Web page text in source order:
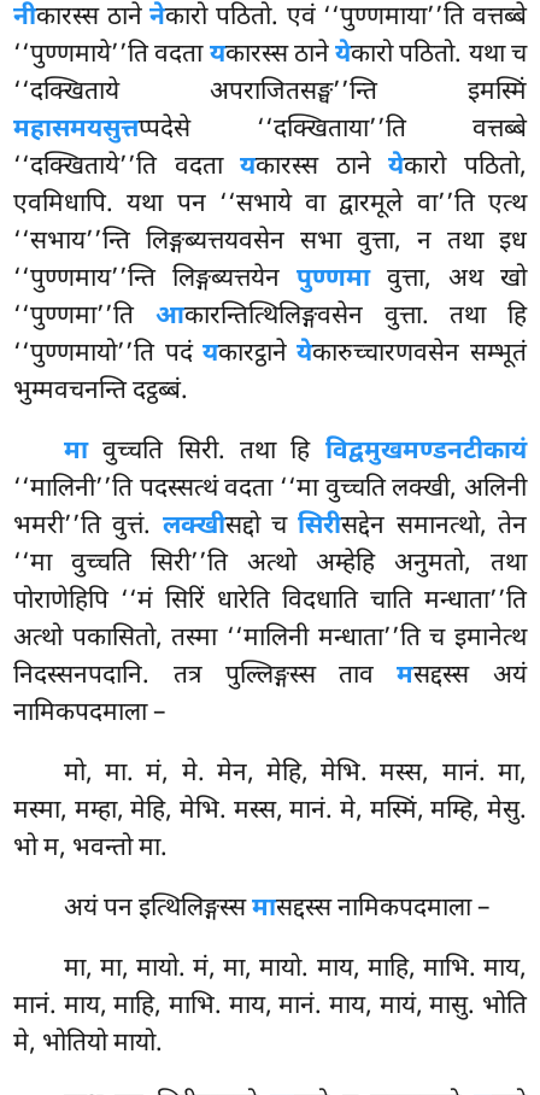
नीकारस्स ठानेनेकारो पठितो. एवं ‘‘पुण्णमाया’’ति वत्तब्बे
‘‘पुण्णमाये’’ति वदतायकारस्स ठानेयेकारो पठितो. यथा च
‘‘दक्खिताये अपराजितसङ्घ’’न्ति इमस्मिं
महासमयसुत्तप्पदेसे ‘‘दक्खिताया’’ति वत्तब्बे
‘‘दक्खिताये’’ति वदतायकारस्स ठानेयेकारो पठितो,
एवमिधापि. यथा पन ‘‘सभाये वा द्वारमूले वा’’ति एत्थ
‘‘सभाय’’न्ति लिङ्गब्यत्तयवसेन सभा वुत्ता, न तथा इध
‘‘पुण्णमाय’’न्ति लिङ्गब्यत्तयेनपुण्णमावुत्ता, अथ खो
‘‘पुण्णमा’’ति आकारन्तित्थिलिङ्गवसेन वुत्ता. तथा हि
‘‘पुण्णमायो’’ति पदं यकारट्ठानेयेकारुच्चारणवसेन सम्भूतं
भुम्मवचनन्ति दट्ठब्बं.
मावुच्चति सिरी. तथा हि विद्वमुखमण्डनटीकायं
‘‘मालिनी’’ति पदस्सत्थं वदता ‘‘मा वुच्चति लक्खी, अलिनी
भमरी’’ति वुत्तं. लक्खीसद्दो चसिरीसद्देन समानत्थो, तेन
‘‘मा वुच्चति सिरी’’ति अत्थो अम्हेहि अनुमतो, तथा
पोराणेहिपि ‘‘मं सिरिं धारेति विदधाति चाति मन्धाता’’ति
अत्थो पकासितो, तस्मा ‘‘मालिनी मन्धाता’’ति च इमानेत्थ
निदस्सनपदानि. तत्र पुल्लिङ्गस्स तावमसद्दस्स अयं
नामिकपदमाला –
मो, मा. मं, मे. मेन, मेहि, मेभि. मस्स, मानं. मा,
मस्मा, मम्हा, मेहि, मेभि. मस्स, मानं. मे, मस्मिं, मम्हि, मेसु.
भो म, भवन्तो मा.
अयंपन इत्थिलिङ्गस्समासद्दस्स नामिकपदमाला –
मा, मा, मायो. मं, मा, मायो. माय, माहि, माभि. माय,
मानं. माय, माहि, माभि. माय, मानं. माय, मायं, मासु. भोति
मे, भोतियो मायो.